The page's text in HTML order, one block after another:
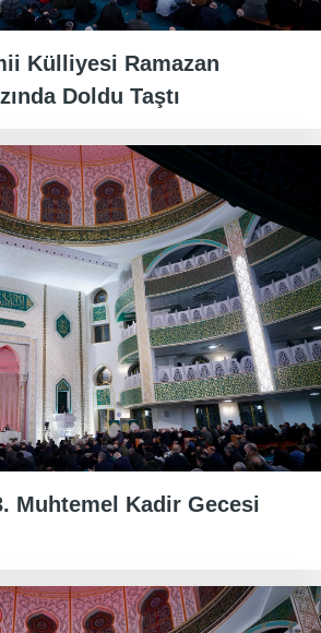
Külliyesi Ramazan
Doldu Taştı
Muhtemel Kadir Gecesi